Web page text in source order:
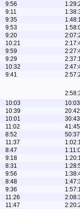
9:56
9:11
9:35
9:53
9:20
10:21
9:59
9:29
10:32
9:41
10:03
10:03
10:39
20:42
10:01
30:43
11:02
41:45
8:52
50:37
11:37
8:47
9:18
8:31
9:56
8:48
9:36
11:26
11:47